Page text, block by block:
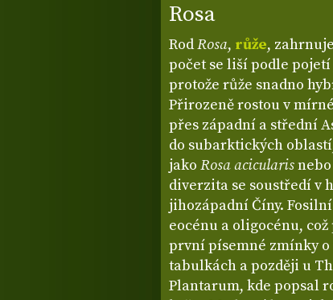
Rosa
RodRosa, růže,
počet se liší podle
protože růže snadno
Přirozeně rostou v
přes západní a střední
do subarktických
jako Rosa acicularisnebo
diverzita se soustředí v
jihozápadní Číny.
eocénu a oligocénu,
první písemné zmínky
tabulkách a později u
Plantarum, kde popsal